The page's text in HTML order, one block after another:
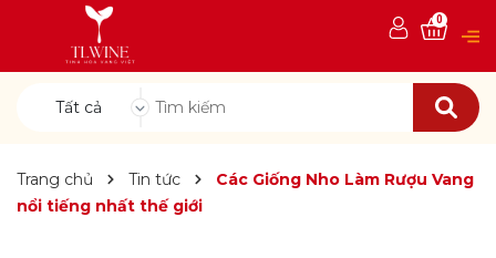
Tất cả
0
Trang chủ Tin tức
Các Giống Nho Làm Rượu Vang
nổi tiếng nhất thế giới